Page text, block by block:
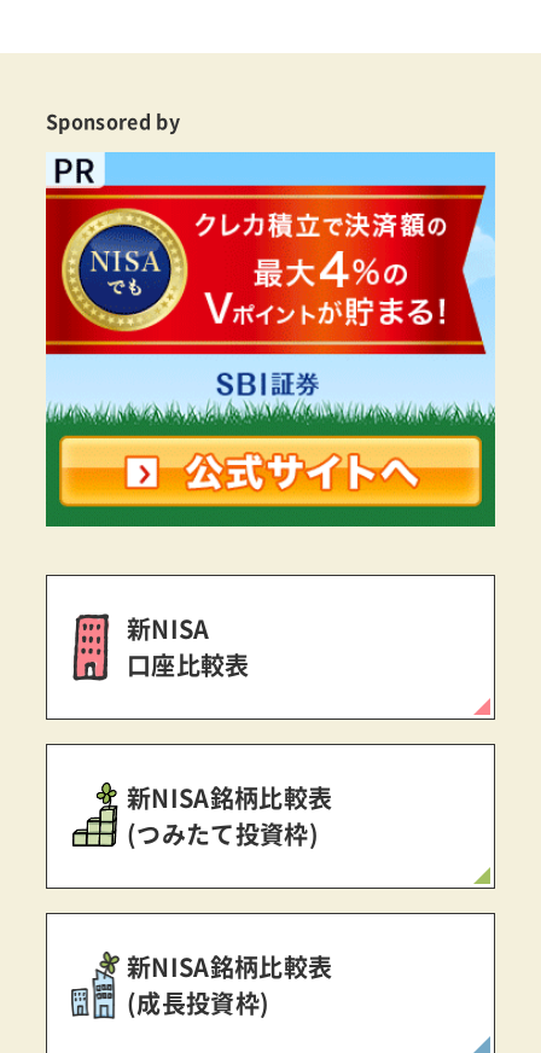
Sponsored by
新NISA
口座比較表
新NISA銘柄比較表
(つみたて投資枠)
新NISA銘柄比較表
(成長投資枠)